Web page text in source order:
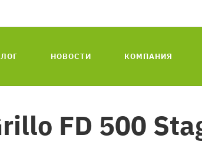
НОВОСТИ КОМПАНИЯ
FD 500